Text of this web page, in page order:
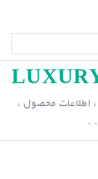
اطلاعات محصول ،
.